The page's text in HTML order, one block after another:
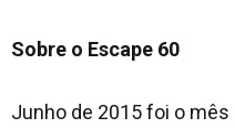
Sobre o Escape 60
Junho de 2015 foi o